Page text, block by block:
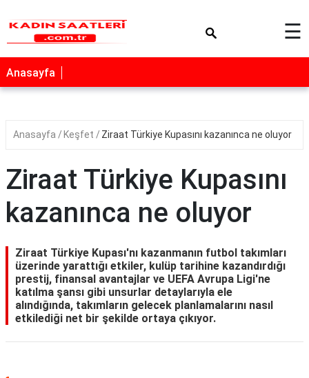
☰
Anasayfa
Anasayfa Keşfet Ziraat Türkiye Kupasını kazanınca ne oluyor
Ziraat Türkiye Kupasını
kazanınca ne oluyor
Ziraat Türkiye Kupası'nı kazanmanın futbol takımları
üzerinde yarattığı etkiler, kulüp tarihine kazandırdığı
prestij, finansal avantajlar ve UEFA Avrupa Ligi'ne
katılma şansı gibi unsurlar detaylarıyla ele
alındığında, takımların gelecek planlamalarını nasıl
etkilediği net bir şekilde ortaya çıkıyor.